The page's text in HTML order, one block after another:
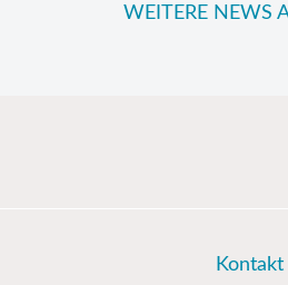
WEITERE NEWS
Kontakt